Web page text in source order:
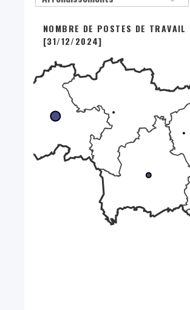
NOMBRE DE POSTES DE
[31/12/2024]